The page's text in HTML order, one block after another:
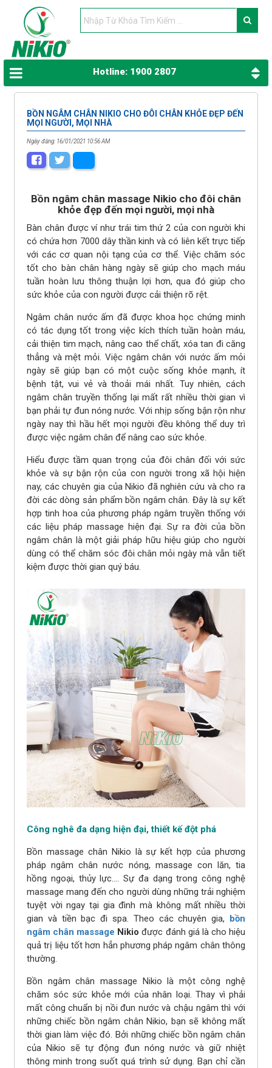
Hotline: 1900 2807
BỒN NGÂM CHÂN NIKIO CHO ĐÔI CHÂN KHỎE ĐẸP ĐẾN
MỌI NGƯỜI, MỌI NHÀ
Ngày đăng: 16/01/2021 10:56 AM
Bồn ngâm chân massage Nikio cho đôi chân
khỏe đẹp đến mọi người, mọi nhà
Bàn chân được ví như trái tim thứ 2 của con người khi
có chứa hơn 7000 dây thần kinh và có liên kết trực tiếp
với các cơ quan nội tạng của cơ thể. Việc chăm sóc
tốt cho bàn chân hàng ngày sẽ giúp cho mạch máu
tuần hoàn lưu thông thuận lợi hơn, qua đó giúp cho
sức khỏe của con người được cải thiện rõ rệt.
Ngâm chân nước ấm đã được khoa học chứng minh
có tác dụng tốt trong việc kích thích tuần hoàn máu,
cải thiện tim mạch, nâng cao thể chất, xóa tan đi căng
thẳng và mệt mỏi. Việc ngâm chân với nước ấm mỏi
ngày sẽ giúp bạn có một cuộc sống khỏe mạnh, ít
bệnh tật, vui vẻ và thoải mái nhất. Tuy nhiên, cách
ngâm chân truyền thống lại mất rất nhiều thời gian vì
bạn phải tự đun nóng nước. Với nhịp sống bận rộn như
ngày nay thì hầu hết mọi người đều không thể duy trì
được việc ngâm chân để nâng cao sức khỏe.
Hiểu được tầm quan trọng của đôi chân đối với sức
khỏe và sự bận rộn của con người trong xã hội hiện
nay, các chuyên gia của Nikio đã nghiên cứu và cho ra
đời các dòng sản phẩm bồn ngâm chân. Đây là sự kết
hợp tinh hoa của phương pháp ngâm truyền thống với
các liệu pháp massage hiện đại. Sự ra đời của bồn
ngâm chân là một giải pháp hữu hiệu giúp cho người
dùng có thể chăm sóc đôi chân mỏi ngày mà vẫn tiết
kiệm được thời gian quý báu.
Công nghê đa dạng hiện đại, thiết kế đột phá
Bồn massage chân Nikio là sự kết hợp của phương
pháp ngâm chân nước nóng, massage con lăn, tia
hồng ngoại, thủy lực.... Sự đa dạng trong công nghệ
massage mang đến cho người dùng những trải nghiệm
tuyệt vời ngay tại gia đình mà không mất nhiều thời
gian và tiền bạc đi spa. Theo các chuyên gia, bồn
ngâm chân massage Nikio được đánh giá là cho hiệu
quả trị liệu tốt hơn hẳn phương pháp ngâm chân thông
thường.
Bồn ngâm chân massage Nikio là một công nghệ
chăm sóc sức khỏe mới của nhân loại. Thay vì phải
mất công chuẩn bị nồi đun nước và chậu ngâm thì với
những chiếc bồn ngâm chân Nikio, bạn sẽ không mất
thời gian làm việc đó. Bởi những chiếc bồn ngâm chân
của Nikio sẽ tự động đun nóng nước và giữ nhiệt
thông minh trong suốt quá trình sử dụng. Bạn chỉ cần